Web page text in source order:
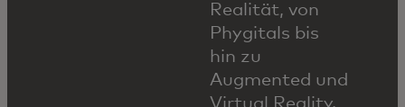
Realität, von
Phygitals bis
hin zu
Augmented und
Virtual Reality.